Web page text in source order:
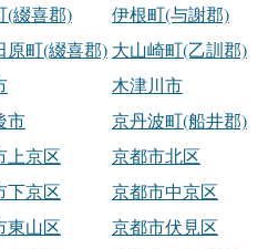
(綴喜郡)
伊根町(与謝郡)
原町(綴喜郡) 大山崎町(乙訓郡)
木津川市
市
京丹波町(船井郡)
上京区
京都市北区
下京区
京都市中京区
東山区
京都市伏見区